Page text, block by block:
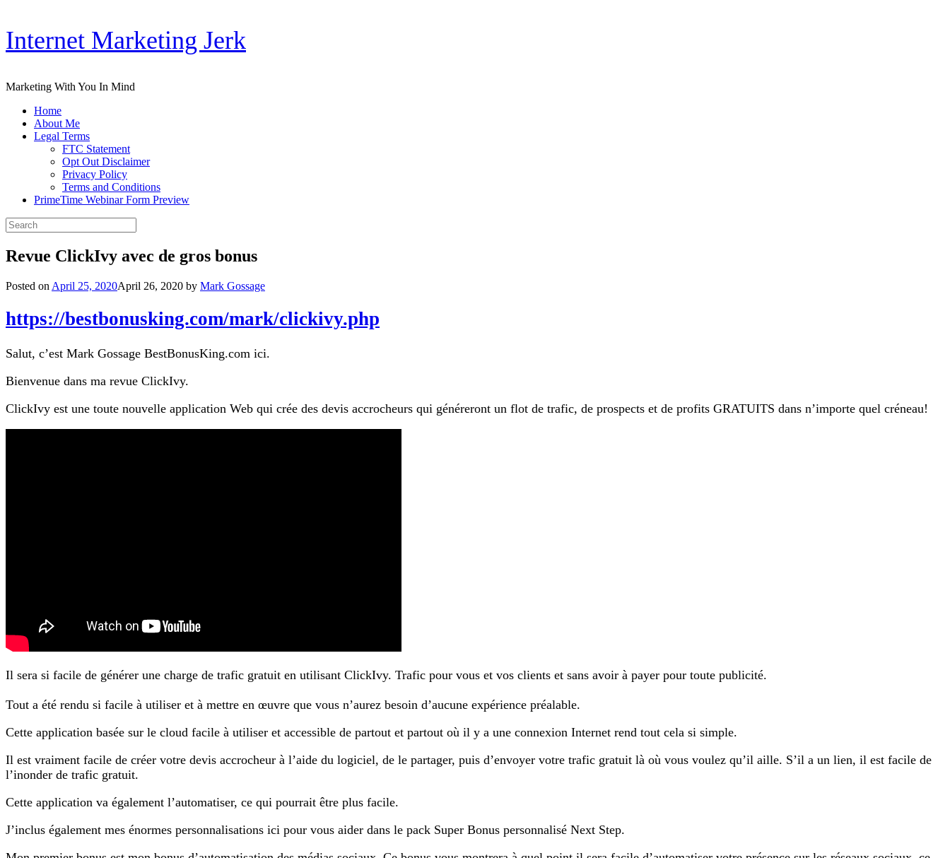
Skip
content
Internet Marketing Jerk
Marketing With You In Mind
Home
About Me
Legal Terms
FTC Statement
Opt Out Disclaimer
Privacy Policy
Terms and Conditions
PrimeTime Webinar Form Preview
Search
for:
Revue ClickIvy avec de gros bonus
Posted on April 25, 2020April 26, 2020 by Mark Gossage
https://bestbonusking.com/mark/clickivy.php
Salut, c’est Mark Gossage BestBonusKing.com ici.
Bienvenue dans ma revue ClickIvy.
ClickIvy est une toute nouvelle application Web qui crée des devis accrocheurs qui généreront un flot de trafic, de prospects et de profits GRATUITS dans n’importe quel créneau!
Il sera si facile de générer une charge de trafic gratuit en utilisant ClickIvy. Trafic pour vous et vos clients et sans avoir à payer pour toute publicité.
Tout a été rendu si facile à utiliser et à mettre en œuvre que vous n’aurez besoin d’aucune expérience préalable.
Cette application basée sur le cloud facile à utiliser et accessible de partout et partout où il y a une connexion Internet rend tout cela si simple.
Il est vraiment facile de créer votre devis accrocheur à l’aide du logiciel, de le partager, puis d’envoyer votre trafic gratuit là où vous voulez qu’il aille. S’il a un lien, il est facile de
l’inonder de trafic gratuit.
Cette application va également l’automatiser, ce qui pourrait être plus facile.
J’inclus également mes énormes personnalisations ici pour vous aider dans le pack Super Bonus personnalisé Next Step.